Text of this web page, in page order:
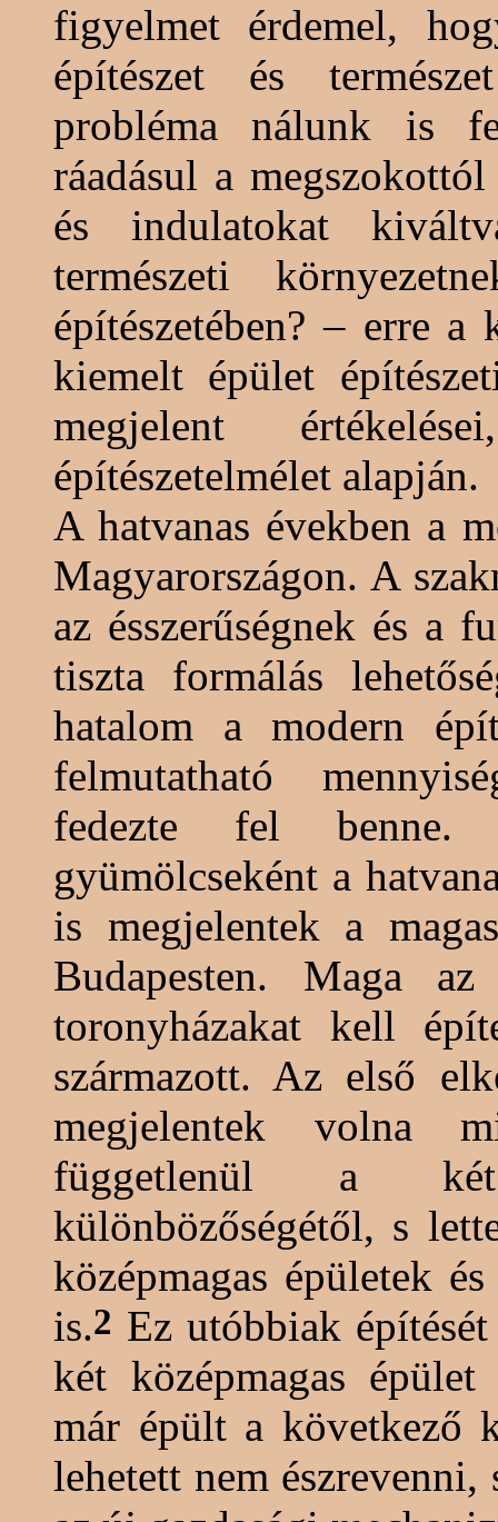
figyelmet érdemel,
építészet és
probléma nálunk is
ráadásul a
és indulatokat
természeti
építészetében? – erre a
kiemelt épület
megjelent
építészetelmélet alapján.
A hatvanas években a
Magyarországon. A
az ésszerűségnek és a
tiszta formálás
hatalom a modern
felmutatható
fedezte fel benne.
gyümölcseként a
is megjelentek a
Budapesten. Maga
toronyházakat kell
származott. Az első
megjelentek volna
függetlenül a két
különbözőségétől, s
középmagas épületek
is.2 Ez utóbbiak
két középmagas
már épült a következő
lehetett nem